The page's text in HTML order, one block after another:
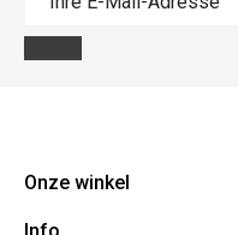
Onze winkel